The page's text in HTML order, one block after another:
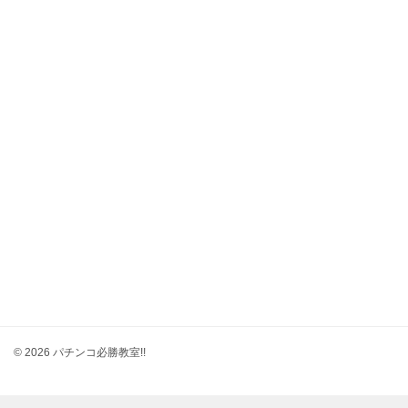
© 2026 パチンコ必勝教室!!